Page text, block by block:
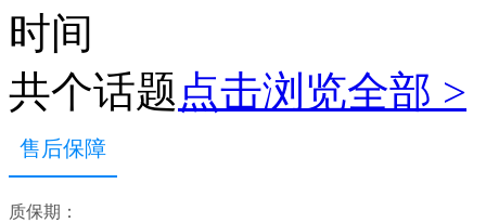
时间
共个话题点击浏览全部 >
售后保障
质保期：